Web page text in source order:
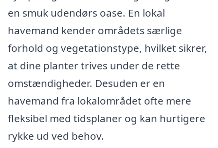
en smuk udendørs oase. En lokal
havemand kender områdets særlige
forhold og vegetationstype, hvilket sikrer,
at dine planter trives under de rette
omstændigheder. Desuden er en
havemand fra lokalområdet ofte mere
fleksibel med tidsplaner og kan hurtigere
rykke ud ved behov.